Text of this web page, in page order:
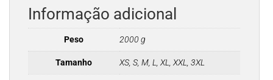
Informação adicional
Peso 2000 g
Tamanho XS, S, M, L, XL, XXL, 3XL